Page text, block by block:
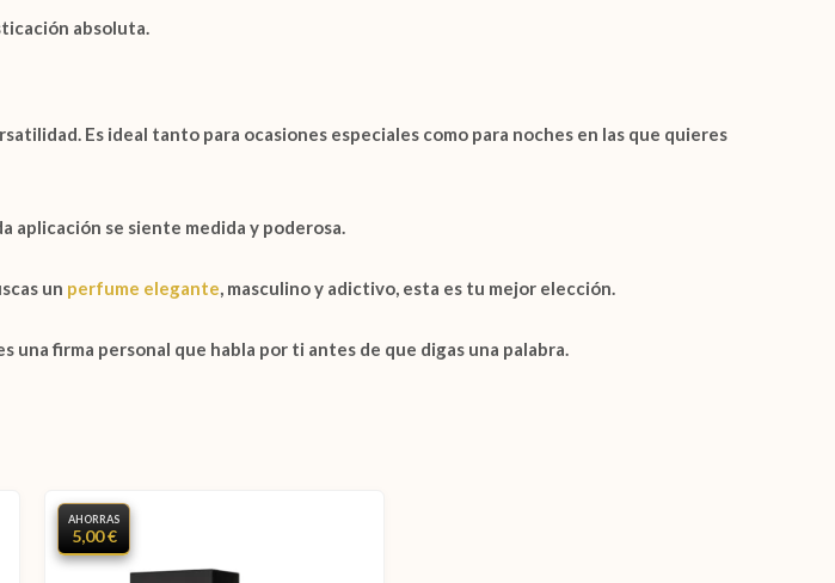
absoluta.
Es ideal tanto para ocasiones especiales como para noches en las que quieres
aplicación se siente medida y poderosa.
un perfume elegante , masculino y adictivo, esta es tu mejor elección.
una firma personal que habla por ti antes de que digas una palabra.
AHORRAS
5,00 €